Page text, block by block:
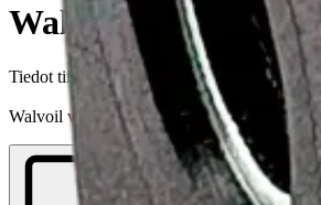
Walvoil BER
Tiedot tiivistettynä
Walvoil venttiilien magneettikela DIN